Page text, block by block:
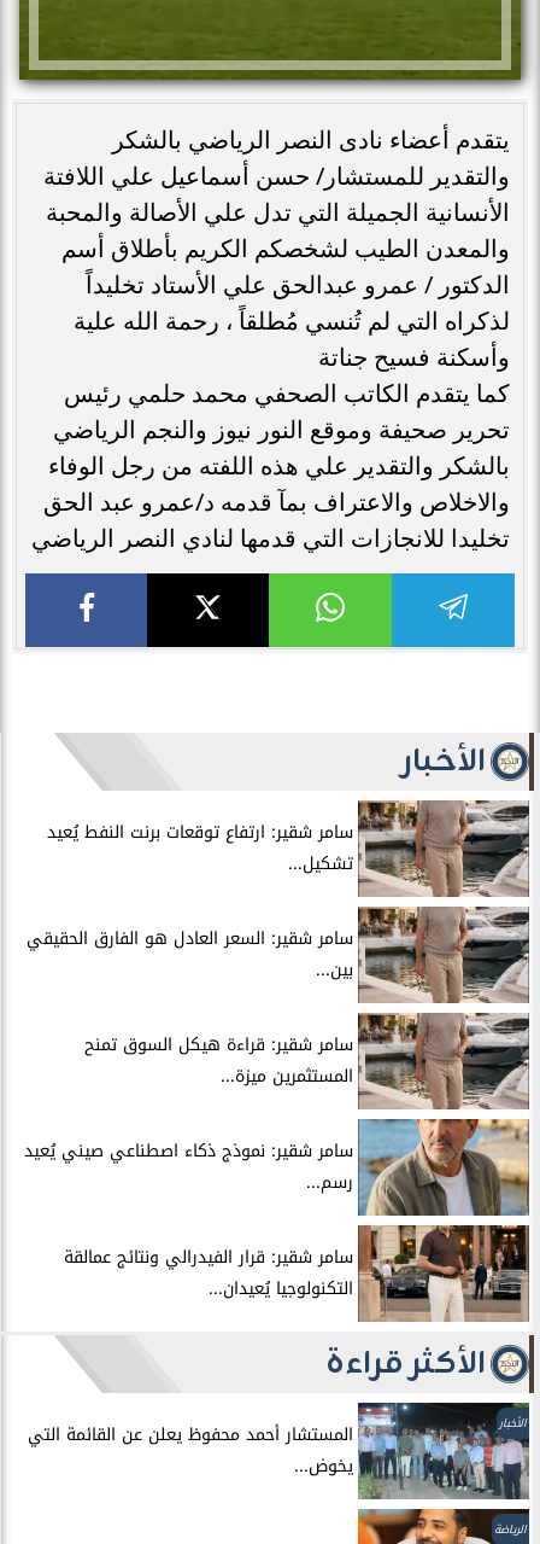
يتقدم أعضاء نادى النصر الرياضي بالشكر
والتقدير للمستشار/ حسن أسماعيل علي اللافتة
الأنسانية الجميلة التي تدل علي الأصالة والمحبة
والمعدن الطيب لشخصكم الكريم بأطلاق أسم
الدكتور / عمرو عبدالحق علي الأستاد تخليداً
لذكراه التي لم تُنسي مُطلقاً ، رحمة الله علية
وأسكنة فسيح جناتة
كما يتقدم الكاتب الصحفي محمد حلمي رئيس
تحرير صحيفة وموقع النور نيوز والنجم الرياضي
بالشكر والتقدير علي هذه اللفته من رجل الوفاء
والاخلاص والاعتراف بمآ قدمه د/عمرو عبد الحق
تخليدا للانجازات التي قدمها لنادي النصر الرياضي
الأخبار
سامر شقير: ارتفاع توقعات برنت النفط يُعيد
تشكيل...
سامر شقير: السعر العادل هو الفارق الحقيقي
بين...
سامر شقير: قراءة هيكل السوق تمنح
المستثمرين ميزة...
سامر شقير: نموذج ذكاء اصطناعي صيني يُعيد
رسم...
سامر شقير: قرار الفيدرالي ونتائج عمالقة
التكنولوجيا يُعيدان...
الأكثر قراءة
الأخبار
المستشار أحمد محفوظ يعلن عن القائمة التي
يخوض...
الرياضة